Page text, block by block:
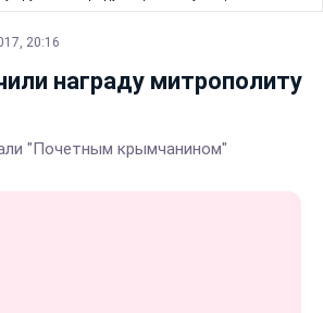
20:16
награду митрополиту
"Почетным крымчанином"